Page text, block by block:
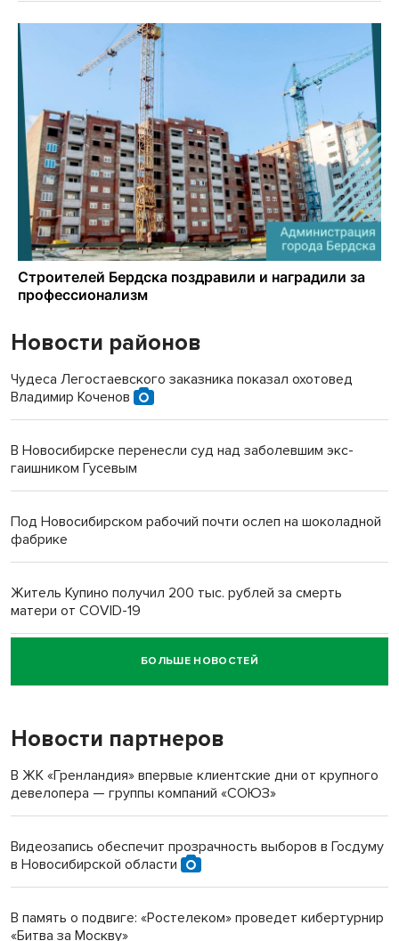
Новости районов
Чудеса Легостаевского заказника показал охотовед
Владимир Коченов
В Новосибирске перенесли суд над заболевшим экс-
гаишником Гусевым
Под Новосибирском рабочий почти ослеп на шоколадной
фабрике
Житель Купино получил 200 тыс. рублей за смерть
матери от COVID-19
Новосибирский суд наказал водителя за смерть
пенсионерки на вокзале
БОЛЬШЕ НОВОСТЕЙ
Новости партнеров
В ЖК «Гренландия» впервые клиентские дни от крупного
девелопера — группы компаний «СОЮЗ»
Видеозапись обеспечит прозрачность выборов в Госдуму
в Новосибирской области
В память о подвиге: «Ростелеком» проведет кибертурнир
«Битва за Москву»